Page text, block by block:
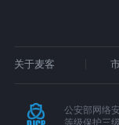
关于麦客
公安部网络
等级保护三级